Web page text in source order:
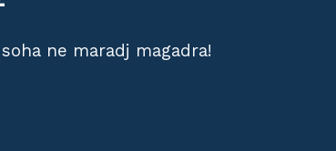
ne maradj magadra!